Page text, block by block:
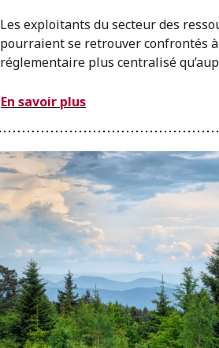
Les exploitants du secteur des
pourraient se retrouver confrontés
réglementaire plus centralisé
En savoir plus